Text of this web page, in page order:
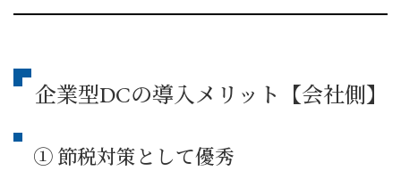
企業型DCの導入メリット【会社側】
① 節税対策として優秀